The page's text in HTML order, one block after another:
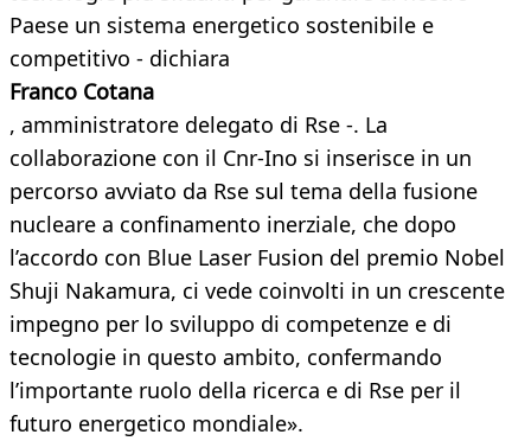
Paese un sistema energetico sostenibile e
competitivo - dichiara
Franco Cotana
, amministratore delegato di Rse -. La
collaborazione con il Cnr-Ino si inserisce in un
percorso avviato da Rse sul tema della fusione
nucleare a confinamento inerziale, che dopo
l’accordo con Blue Laser Fusion del premio Nobel
Shuji Nakamura, ci vede coinvolti in un crescente
impegno per lo sviluppo di competenze e di
tecnologie in questo ambito, confermando
l’importante ruolo della ricerca e di Rse per il
futuro energetico mondiale».